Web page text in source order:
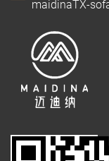
maidinaTX-